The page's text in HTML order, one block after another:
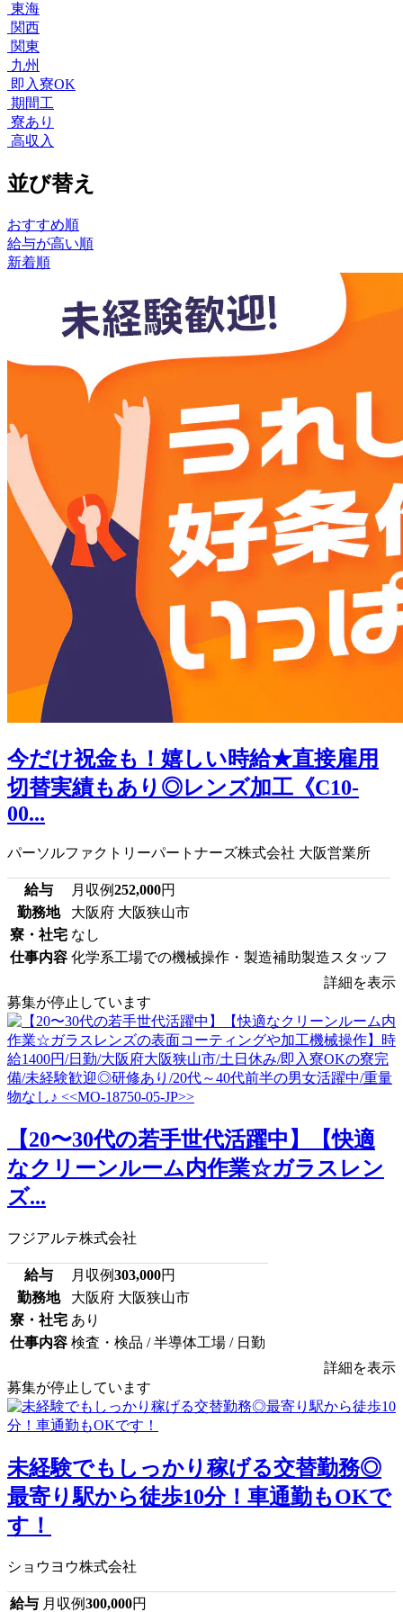
東海
関西
関東
九州
即入寮OK
期間工
寮あり
高収入
並び替え
おすすめ順
給与が高い順
新着順
今だけ祝金も！嬉しい時給★直接雇用
切替実績もあり◎レンズ加工《C10-
00...
パーソルファクトリーパートナーズ株式会社 大阪営業所
給与 月収例252,000円
勤務地
大阪府 大阪狭山市
寮・社宅 なし
仕事内容 化学系工場での機械操作・製造補助製造スタッフ
詳細を表示
募集が停止しています
【20〜30代の若手世代活躍中】【快適
なクリーンルーム内作業☆ガラスレン
ズ...
フジアルテ株式会社
給与 月収例303,000円
勤務地
大阪府 大阪狭山市
寮・社宅 あり
仕事内容 検査・検品 / 半導体工場 / 日勤
詳細を表示
募集が停止しています
未経験でもしっかり稼げる交替勤務◎
最寄り駅から徒歩10分！車通勤もOKで
す！
ショウヨウ株式会社
給与 月収例300,000円